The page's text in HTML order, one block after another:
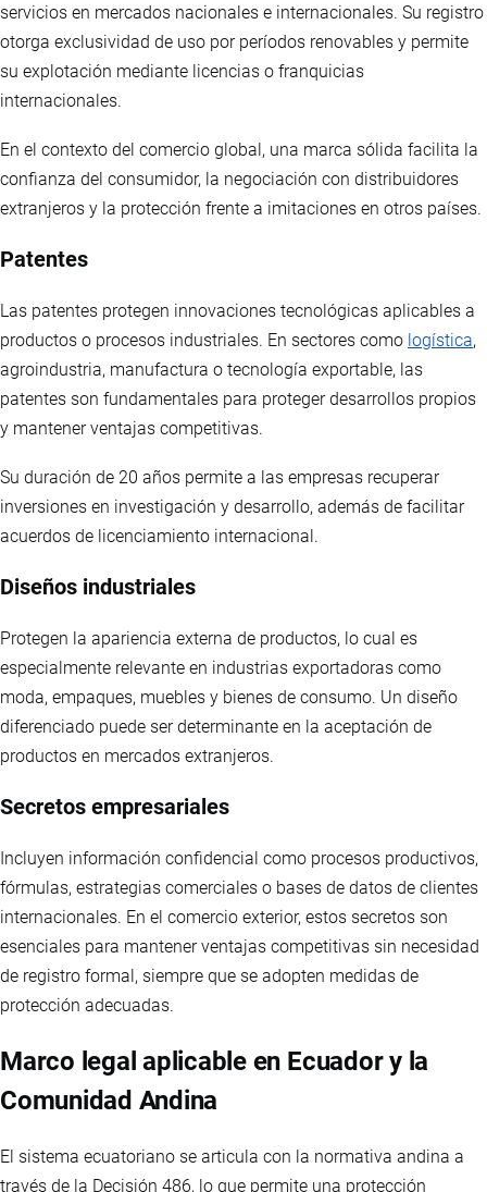
servicios en mercados nacionales e internacionales. Su registro
otorga exclusividad de uso por períodos renovables y permite
su explotación mediante licencias o franquicias
internacionales.
En el contexto del comercio global, una marca sólida facilita la
confianza del consumidor, la negociación con distribuidores
extranjeros y la protección frente a imitaciones en otros países.
Patentes
Las patentes protegen innovaciones tecnológicas aplicables a
productos o procesos industriales. En sectores como logística,
agroindustria, manufactura o tecnología exportable, las
patentes son fundamentales para proteger desarrollos propios
y mantener ventajas competitivas.
Su duración de 20 años permite a las empresas recuperar
inversiones en investigación y desarrollo, además de facilitar
acuerdos de licenciamiento internacional.
Diseños industriales
Protegen la apariencia externa de productos, lo cual es
especialmente relevante en industrias exportadoras como
moda, empaques, muebles y bienes de consumo. Un diseño
diferenciado puede ser determinante en la aceptación de
productos en mercados extranjeros.
Secretos empresariales
Incluyen información confidencial como procesos productivos,
fórmulas, estrategias comerciales o bases de datos de clientes
internacionales. En el comercio exterior, estos secretos son
esenciales para mantener ventajas competitivas sin necesidad
de registro formal, siempre que se adopten medidas de
protección adecuadas.
Marco legal aplicable en Ecuador y la
Comunidad Andina
El sistema ecuatoriano se articula con la normativa andina a
través de la Decisión 486, lo que permite una protección